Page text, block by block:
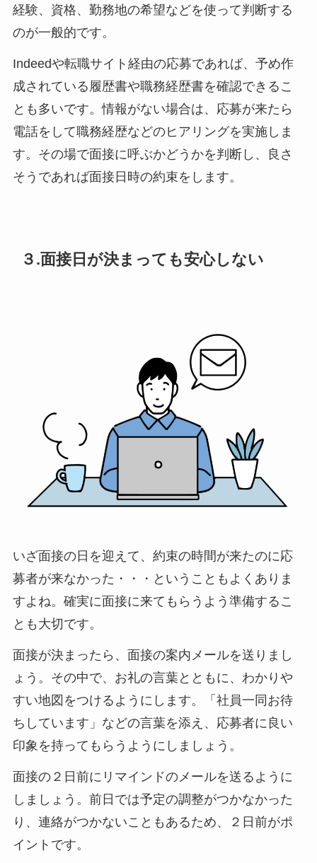
経験、資格、勤務地の希望などを使って判断する
のが一般的です。
Indeedや転職サイト経由の応募であれば、予め作
成されている履歴書や職務経歴書を確認できるこ
とも多いです。情報がない場合は、応募が来たら
電話をして職務経歴などのヒアリングを実施しま
す。その場で面接に呼ぶかどうかを判断し、良さ
そうであれば面接日時の約束をします。
３.面接日が決まっても安心しない
いざ面接の日を迎えて、約束の時間が来たのに応
募者が来なかった・・・ということもよくありま
すよね。確実に面接に来てもらうよう準備するこ
とも大切です。
面接が決まったら、面接の案内メールを送りまし
ょう。その中で、お礼の言葉とともに、わかりや
すい地図をつけるようにします。「社員一同お待
ちしています」などの言葉を添え、応募者に良い
印象を持ってもらうようにしましょう。
面接の２日前にリマインドのメールを送るように
しましょう。前日では予定の調整がつかなかった
り、連絡がつかないこともあるため、２日前がポ
イントです。